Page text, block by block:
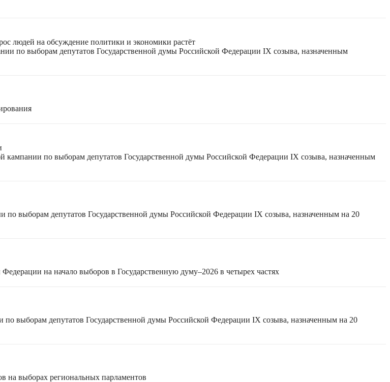
людей на обсуждение политики и экономики растёт
по выборам депутатов Государственной думы Российской Федерации IX созыва, назначенным
кампании по выборам депутатов Государственной думы Российской Федерации IX созыва, назначенным
по выборам депутатов Государственной думы Российской Федерации IX созыва, назначенным на 20
на начало выборов в Государственную думу–2026 в четырех частях
выборам депутатов Государственной думы Российской Федерации IX созыва, назначенным на 20
на выборах региональных парламентов